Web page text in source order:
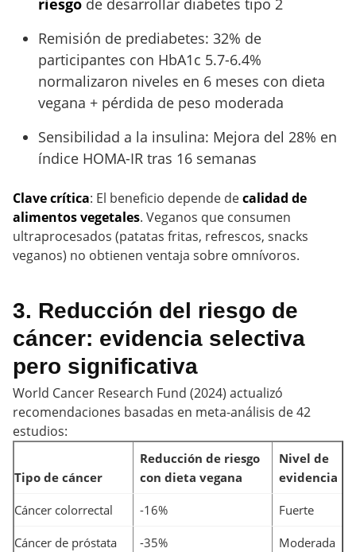
riesgo de desarrollar diabetes tipo 2
Remisión de prediabetes: 32% de
participantes con HbA1c 5.7-6.4%
normalizaron niveles en 6 meses con dieta
vegana + pérdida de peso moderada
Sensibilidad a la insulina: Mejora del 28% en
índice HOMA-IR tras 16 semanas
Clave crítica: El beneficio depende decalidad de
alimentos vegetales. Veganos que consumen
ultraprocesados (patatas fritas, refrescos, snacks
veganos) no obtienen ventaja sobre omnívoros.
3. Reducción del riesgo de
cáncer: evidencia selectiva
pero significativa
World Cancer Research Fund (2024) actualizó
recomendaciones basadas en meta-análisis de 42
estudios:
Tipo de cáncer
Reducción de riesgo
con dieta vegana
Nivel de
evidencia
Cáncer colorrectal -16% Fuerte
Cáncer de próstata -35% Moderada